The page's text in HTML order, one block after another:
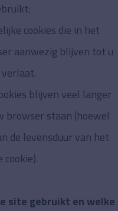
cookies die in het
aanwezig blijven tot u
blijven veel langer
browser staan (hoewel
de levensduur van het
site gebruikt en welke